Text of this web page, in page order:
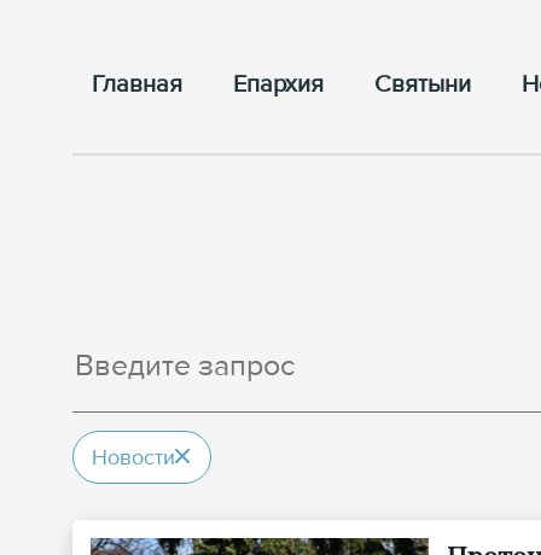
Главная Епархия Cвятыни
Новости